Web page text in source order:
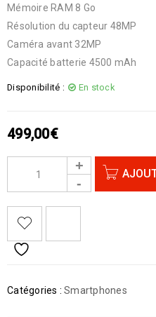
Mémoire RAM 8 Go
Résolution du capteur 48MP
Caméra avant 32MP
Capacité batterie 4500 mAh
Disponibilité : En stock
499,00€
Catégories : Smartphones